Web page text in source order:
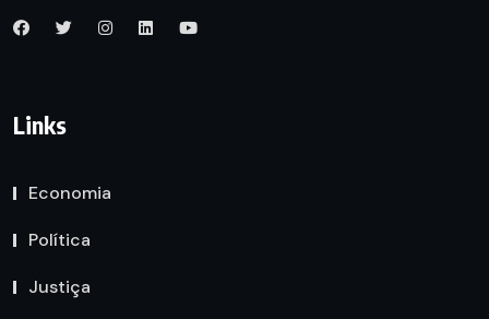
Links
Economia
Política
Justiça